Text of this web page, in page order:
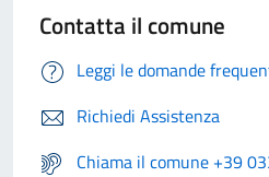
Contatta il comune
Leggi le domande
Richiedi Assistenza
Chiama il comune +39